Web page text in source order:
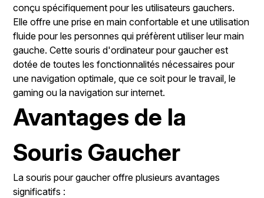
conçu spécifiquement pour les utilisateurs gauchers.
Elle offre une prise en main confortable et une utilisation
fluide pour les personnes qui préfèrent utiliser leur main
gauche. Cette souris d'ordinateur pour gaucher est
dotée de toutes les fonctionnalités nécessaires pour
une navigation optimale, que ce soit pour le travail, le
gaming ou la navigation sur internet.
Avantages de la
Souris Gaucher
La souris pour gaucher offre plusieurs avantages
significatifs :